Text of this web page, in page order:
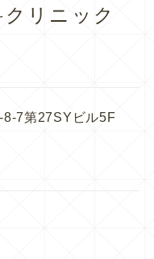
リニック
7第27SYビル5F